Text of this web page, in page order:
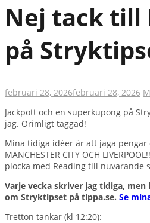
Nej tack till
på
februari 28, 2026februari 28, 2026
Jackpott och en superkupong på
jag. Orimligt taggad!
Mina tidiga idéer är att jaga pengar
MANCHESTER CITY OCH
plocka med Reading till nuvarande
Varje vecka skriver jag tidiga,
om Stryktipset på tippa.se. Se
Tretton tankar (kl 12:20):